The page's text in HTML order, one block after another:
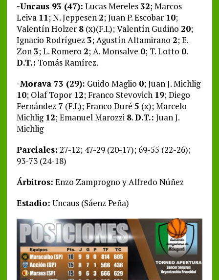
-Uncaus 93 (47): Lucas Mereles32; Marcos
Leiva 11; N. Jeppesen 2; Juan P. Escobar 10;
Valentín Holzer 8(x)(F.I.); Valentín Gudiño 20;
Ignacio Rodríguez 3; Agustín Altamirano 2; E.
Zon3; L. Romero 2; A. Monsalve 0; T. Lotto 0.
D.T.: Tomás Ramírez.
-Morava 73 (29): Guido Maglio 0; Juan J. Michlig
10; Olaf Topor 12; Franco Stevovich 19; Diego
Fernández 7 (F.I.); Franco Duré 5 (x); Marcelo
Michlig 12; Emanuel Marozzi 8.D.T.: Juan J.
Michlig
Parciales: 27-12; 47-29 (20-17); 69-55 (22-26);
93-73 (24-18)
Árbitros: Enzo Zamprogno y Alfredo Núñez
Estadio: Uncaus (Sáenz Peña)